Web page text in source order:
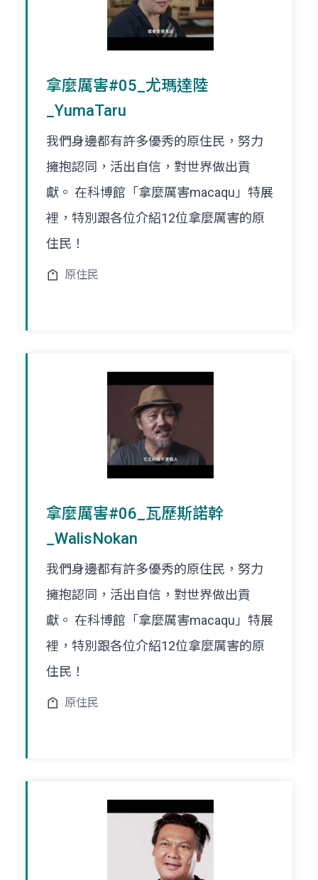
拿麼厲害#05_尤瑪達陸
_YumaTaru
我們身邊都有許多優秀的原住民，努力
擁抱認同，活出自信，對世界做出貢
獻。 在科博館「拿麼厲害macaqu」特展
裡，特別跟各位介紹12位拿麼厲害的原
住民！
原住民
拿麼厲害#06_瓦歷斯諾幹
_WalisNokan
我們身邊都有許多優秀的原住民，努力
擁抱認同，活出自信，對世界做出貢
獻。 在科博館「拿麼厲害macaqu」特展
裡，特別跟各位介紹12位拿麼厲害的原
住民！
原住民